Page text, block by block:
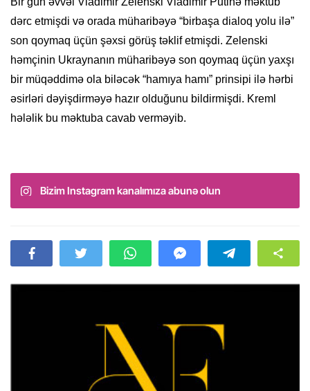
dərc etmişdi və orada müharibəyə “birbaşa dialoq yolu ilə”
son qoymaq üçün şəxsi görüş təklif etmişdi. Zelenski
həmçinin Ukraynanın müharibəyə son qoymaq üçün yaxşı
bir müqəddimə ola biləcək “hamıya hamı” prinsipi ilə hərbi
əsirləri dəyişdirməyə hazır olduğunu bildirmişdi. Kreml
hələlik bu məktuba cavab verməyib.
Bizim Instagram kanalımıza abunə olun